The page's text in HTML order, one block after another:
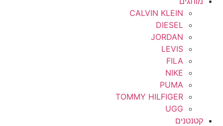
CALVIN KLEIN
DIESEL
JORDAN
LEVIS
FILA
NIKE
PUMA
TOMMY HILFIGER
UGG
קטנטנים